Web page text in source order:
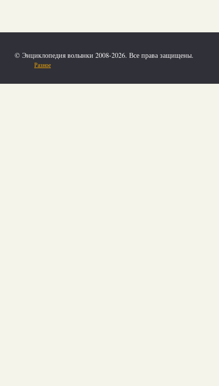
© Энциклопедия волынки 2008-2026. Все права защищены.
Разное